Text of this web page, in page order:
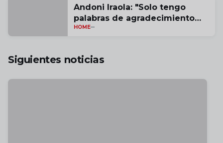
Andoni Iraola: "Solo tengo
palabras de agradecimiento
por estas tres temporadas" |
HOME
Siguientes noticias